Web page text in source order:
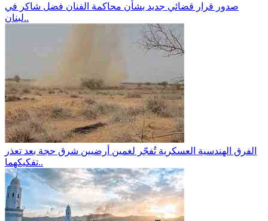
صدور قرار قضائي جديد بشأن محاكمة الفنان فضل شاكر في
لبنان..
الفرق الهندسية العسكرية تُفجّر لغمين أرضيين شرق حجة بعد تعذر
تفكيكهما..